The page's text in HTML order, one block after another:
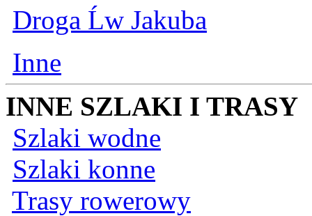
Droga Ĺw Jakuba
Inne
INNE SZLAKI I TRASY
Szlaki wodne
Szlaki konne
Trasy rowerowy